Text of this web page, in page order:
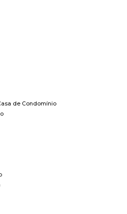
de Condomínio